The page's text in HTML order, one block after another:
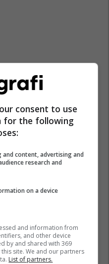
consent to use
for the following
and content, advertising and
research and
on a device
and information from
and other device
by and shared with 369
site. We and our partners
List of partners.